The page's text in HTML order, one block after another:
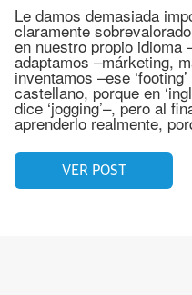
Le damos demasiada
claramente
en nuestro propio idioma
adaptamos –márketing,
inventamos –ese
castellano, porque en
dice ‘jogging’–, pero al
aprenderlo realmente,
VER POST